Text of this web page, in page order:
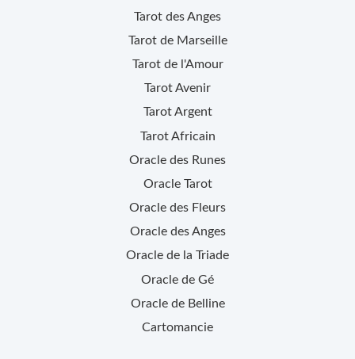
Tarot des Anges
Tarot de Marseille
Tarot de l'Amour
Tarot Avenir
Tarot Argent
Tarot Africain
Oracle des Runes
Oracle Tarot
Oracle des Fleurs
Oracle des Anges
Oracle de la Triade
Oracle de Gé
Oracle de Belline
Cartomancie